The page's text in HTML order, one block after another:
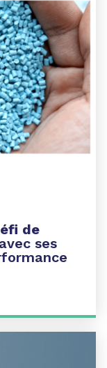
de
avec ses